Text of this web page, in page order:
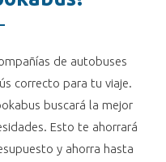
de autobuses
correcto para tu viaje.
buscará la mejor
Esto te ahorrará
y ahorra hasta